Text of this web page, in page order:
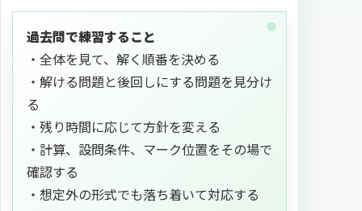
過去問で練習すること
・全体を見て、解く順番を決める
・解ける問題と後回しにする問題を見分け
る
・残り時間に応じて方針を変える
・計算、設問条件、マーク位置をその場で
確認する
・想定外の形式でも落ち着いて対応する